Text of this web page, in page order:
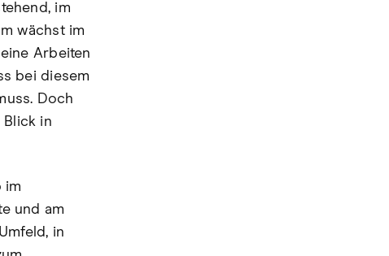
im
wächst im
Arbeiten
bei diesem
Doch
in
im
und am
in